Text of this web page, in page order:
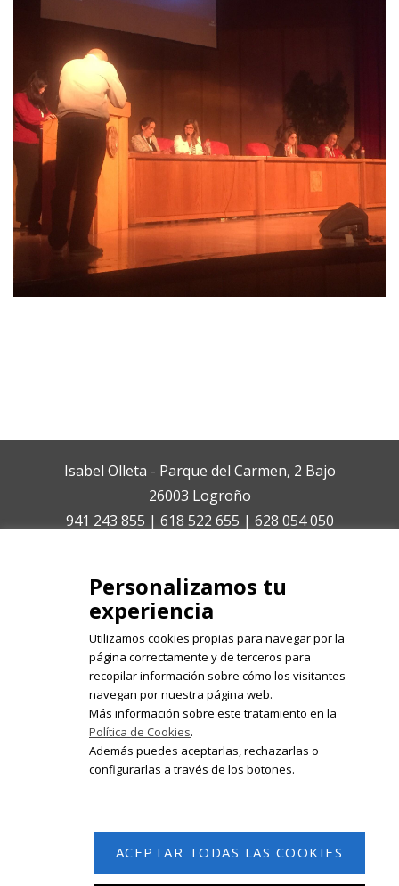
Isabel Olleta - Parque del Carmen, 2 Bajo
26003 Logroño
941 243 855 | 618 522 655 | 628 054 050
Registrate en nuestro boletín de
noticias
Personalizamos tu
experiencia
Utilizamos cookies propias para navegar por la
página correctamente y de terceros para
recopilar información sobre cómo los visitantes
navegan por nuestra página web.
Más información sobre este tratamiento en la
Política de Cookies.
Además puedes aceptarlas, rechazarlas o
configurarlas a través de los botones.
ACEPTAR TODAS LAS COOKIES